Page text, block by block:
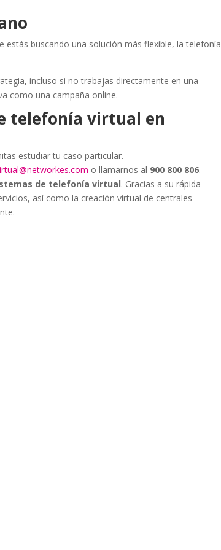
buscando una solución más flexible, la telefonía
incluso si no trabajas directamente en una
como una campaña online.
telefonía virtual en
estudiar tu caso particular.
o llamarnos al 900 800 806.
de telefonía virtual. Gracias a su rápida
así como la creación virtual de centrales